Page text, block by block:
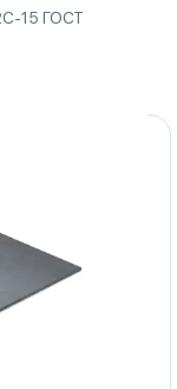
15 ГОСТ